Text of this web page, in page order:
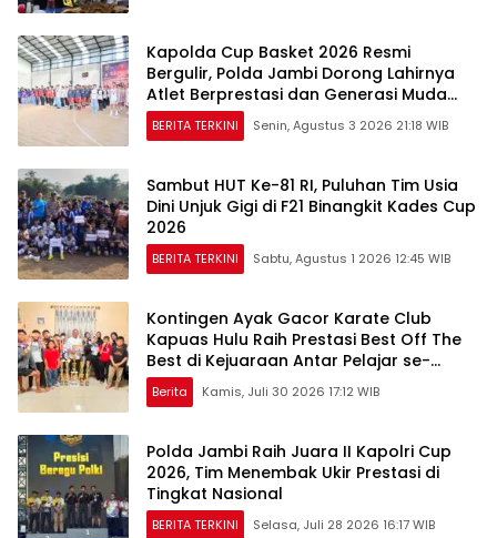
Kapolda Cup Basket 2026 Resmi
Bergulir, Polda Jambi Dorong Lahirnya
Atlet Berprestasi dan Generasi Muda
Berkarakter
BERITA TERKINI Senin, Agustus 3 2026 21:18 WIB
Sambut HUT Ke-81 RI, Puluhan Tim Usia
Dini Unjuk Gigi di F21 Binangkit Kades Cup
2026
BERITA TERKINI Sabtu, Agustus 1 2026 12:45 WIB
Kontingen Ayak Gacor Karate Club
Kapuas Hulu Raih Prestasi Best Off The
Best di Kejuaraan Antar Pelajar se-
Kapuas Raya
Berita Kamis, Juli 30 2026 17:12 WIB
Polda Jambi Raih Juara II Kapolri Cup
2026, Tim Menembak Ukir Prestasi di
Tingkat Nasional
BERITA TERKINI Selasa, Juli 28 2026 16:17 WIB